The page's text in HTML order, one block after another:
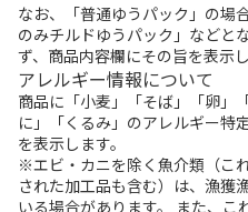
なお、「普通ゆうパック」の場
のみチルドゆうパック」などと
ず、商品内容欄にその旨を表示し
アレルギー情報について
商品に「小麦」「そば」「卵」
に」「くるみ」のアレルギー特
を表示します。
※エビ・カニを除く魚介類（こ
された加工品も含む）は、漁獲
いる場合があります。 また、こ